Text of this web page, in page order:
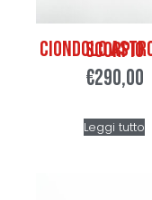
Ciondolo Astrology Scorpio
€290,00
Leggi tutto